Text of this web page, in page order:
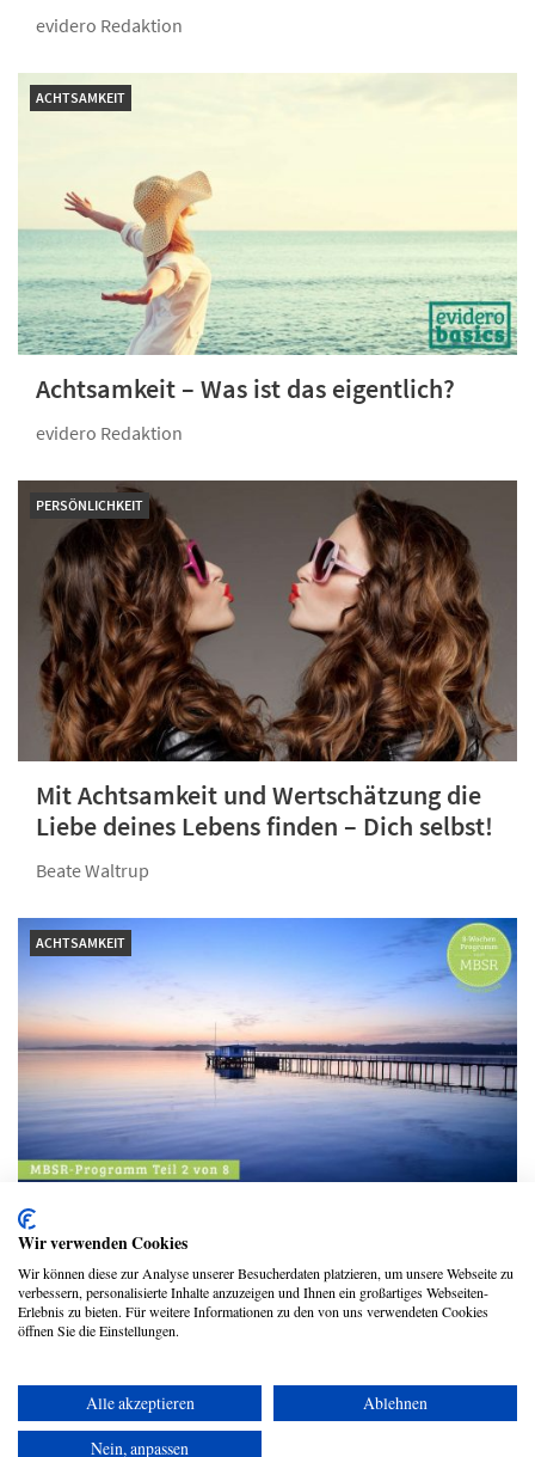
evidero Redaktion
ACHTSAMKEIT
Achtsamkeit – Was ist das eigentlich?
evidero Redaktion
PERSÖNLICHKEIT
Mit Achtsamkeit und Wertschätzung die
Liebe deines Lebens finden – Dich selbst!
Beate Waltrup
ACHTSAMKEIT
Präsent sein! Wie wir mit Achtsamkeit
ganz im Hier und Jetzt sein können
Sabine Keßel
Copyright © 2026 UmspannwerX Zukunft GmbH
Wir verwenden Cookies
Wir können diese zur Analyse unserer Besucherdaten platzieren, um unsere Webseite zu
verbessern, personalisierte Inhalte anzuzeigen und Ihnen ein großartiges Webseiten-
Erlebnis zu bieten. Für weitere Informationen zu den von uns verwendeten Cookies
öffnen Sie die Einstellungen.
Alle akzeptieren
Ablehnen
Nein, anpassen